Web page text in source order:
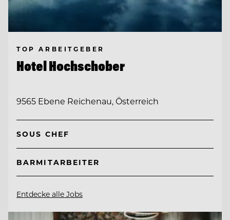
TOP ARBEITGEBER
Hotel Hochschober
9565 Ebene Reichenau, Österreich
SOUS CHEF
BARMITARBEITER
Entdecke alle Jobs